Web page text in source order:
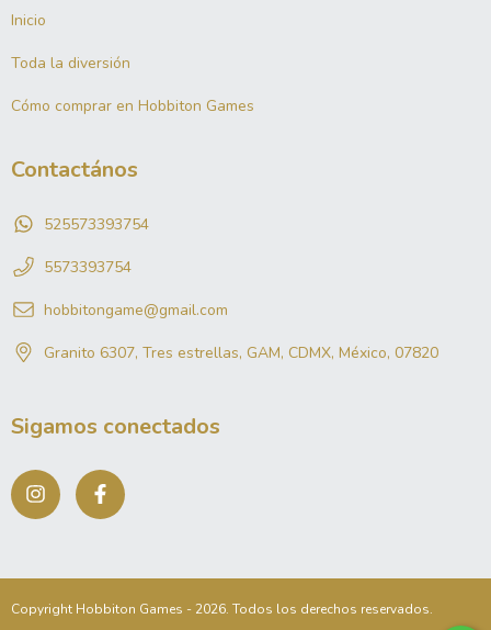
Inicio
Toda la diversión
Cómo comprar en Hobbiton Games
Contactános
525573393754
5573393754
hobbitongame@gmail.com
Granito 6307, Tres estrellas, GAM, CDMX, México, 07820
Sigamos conectados
Copyright Hobbiton Games - 2026. Todos los derechos reservados.